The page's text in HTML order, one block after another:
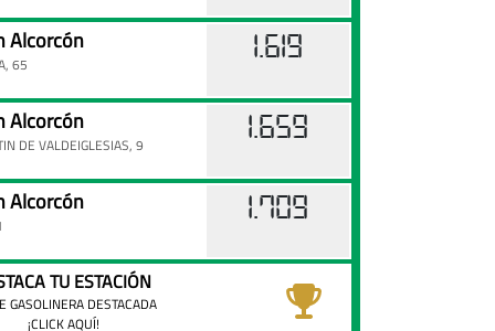
Alcorcón
65
1.619
Alcorcón
DE VALDEIGLESIAS, 9
1.659
Alcorcón 1.709
TU ESTACIÓN
GASOLINERA DESTACADA
¡CLICK AQUÍ!